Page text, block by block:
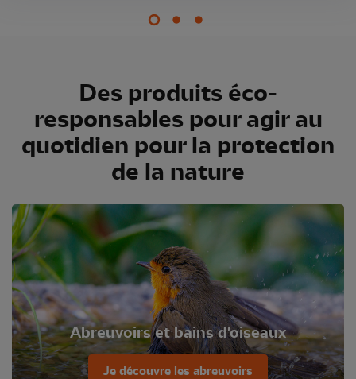
Des produits éco-
responsables pour agir au
quotidien pour la protection
de la nature
Abreuvoirs et bains d'oiseaux
Je découvre les abreuvoirs